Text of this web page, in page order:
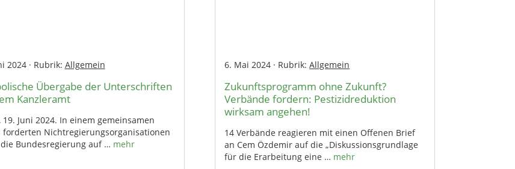
2024· Rubrik: Allgemein
Übergabe der Unterschriften
Kanzleramt
19. Juni 2024. In einem gemeinsamen
forderten Nichtregierungsorganisationen
Bundesregierung auf … mehr
6. Mai 2024 · Rubrik:Allgemein
Zukunftsprogramm ohne Zukunft?
Verbände fordern: Pestizidreduktion
wirksam angehen!
14 Verbände reagieren mit einen Offenen Brief
an Cem Özdemir auf die „Diskussionsgrundlage
für die Erarbeitung eine … mehr